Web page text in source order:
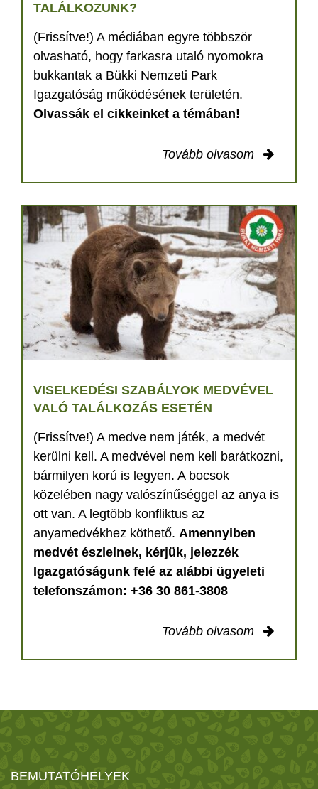
TALÁLKOZUNK?
(Frissítve!) A médiában egyre többször
olvasható, hogy farkasra utaló nyomokra
bukkantak a Bükki Nemzeti Park
Igazgatóság működésének területén.
Olvassák el cikkeinket a témában!
Tovább olvasom
VISELKEDÉSI SZABÁLYOK MEDVÉVEL
VALÓ TALÁLKOZÁS ESETÉN
(Frissítve!) A medve nem játék, a medvét
kerülni kell. A medvével nem kell barátkozni,
bármilyen korú is legyen. A bocsok
közelében nagy valószínűséggel az anya is
ott van. A legtöbb konfliktus az
anyamedvékhez köthető. Amennyiben
medvét észlelnek, kérjük, jelezzék
Igazgatóságunk felé az alábbi ügyeleti
telefonszámon: +36 30 861-3808
Tovább olvasom
BEMUTATÓHELYEK